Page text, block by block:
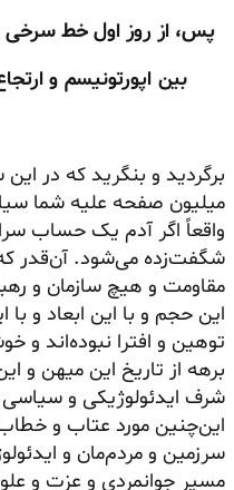
پس، از روز اول خط
بین اپورتونیسم و
برگردید و بنگرید که در این
میلیون صفحه علیه شما
واقعاً اگر آدم یک حساب
شگفت‌زده می‌شود. آن‌قدر
مقاومت و هیچ سازمان و
این حجم و با این ابعاد و
توهین و افترا نبوده‌اند و
برهه از تاریخ این میهن و
شرف ایدئولوژیکی و سیاسی
این‌چنین مورد عتاب و
سرزمین و مردم‌مان و
مسیر جوانمردی و عزت و